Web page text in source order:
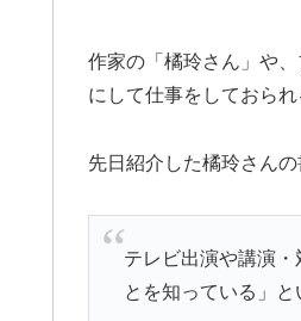
作家の「橘玲さん」や
にして仕事をしておられ
先日紹介した橘玲さん
テレビ出演や講演
とを知っている」と